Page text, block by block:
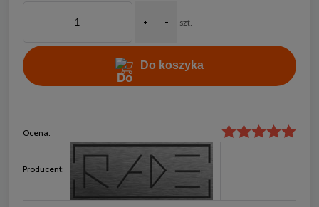
+ - szt.
Do koszyka
Ocena:
Producent: